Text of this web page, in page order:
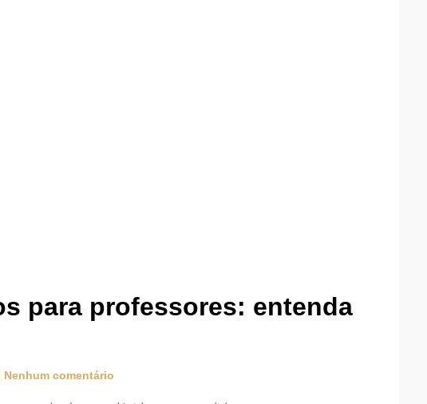
para professores: entenda
Nenhum comentário